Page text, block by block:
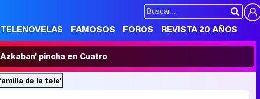
TELENOVELAS FAMOSOS FOROS REVISTA 20 AÑOS
pincha en Cuatro
de la tele'